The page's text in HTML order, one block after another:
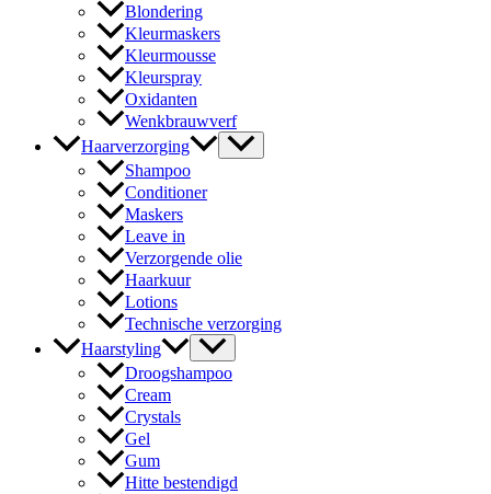
Blondering
Kleurmaskers
Kleurmousse
Kleurspray
Oxidanten
Wenkbrauwverf
Haarverzorging
Shampoo
Conditioner
Maskers
Leave in
Verzorgende olie
Haarkuur
Lotions
Technische verzorging
Haarstyling
Droogshampoo
Cream
Crystals
Gel
Gum
Hitte bestendigd